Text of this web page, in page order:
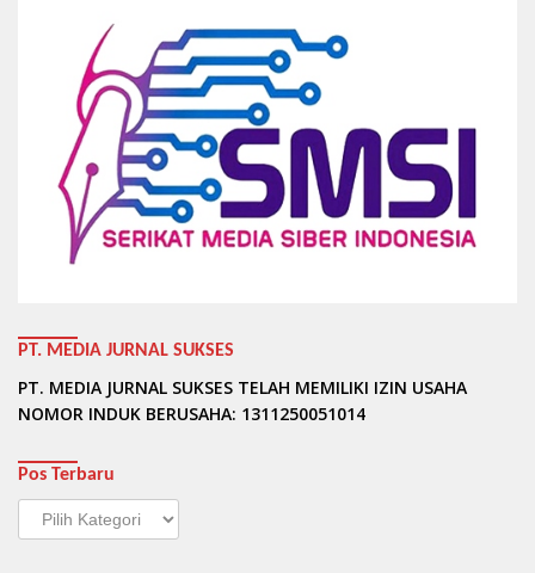
PT. MEDIA JURNAL SUKSES
PT. MEDIA JURNAL SUKSES TELAH MEMILIKI IZIN USAHA
NOMOR INDUK BERUSAHA: 1311250051014
Pos Terbaru
Pos
Terbaru